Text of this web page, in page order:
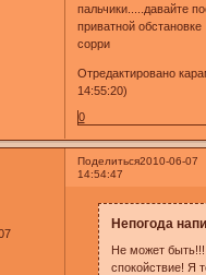
пальчики.....давайте
приватной обстановке
сорри
Отредактировано
14:55:20)
0
Поделиться2010-06-07
14:54:47
Непогода
Не может
спокойствие! Я